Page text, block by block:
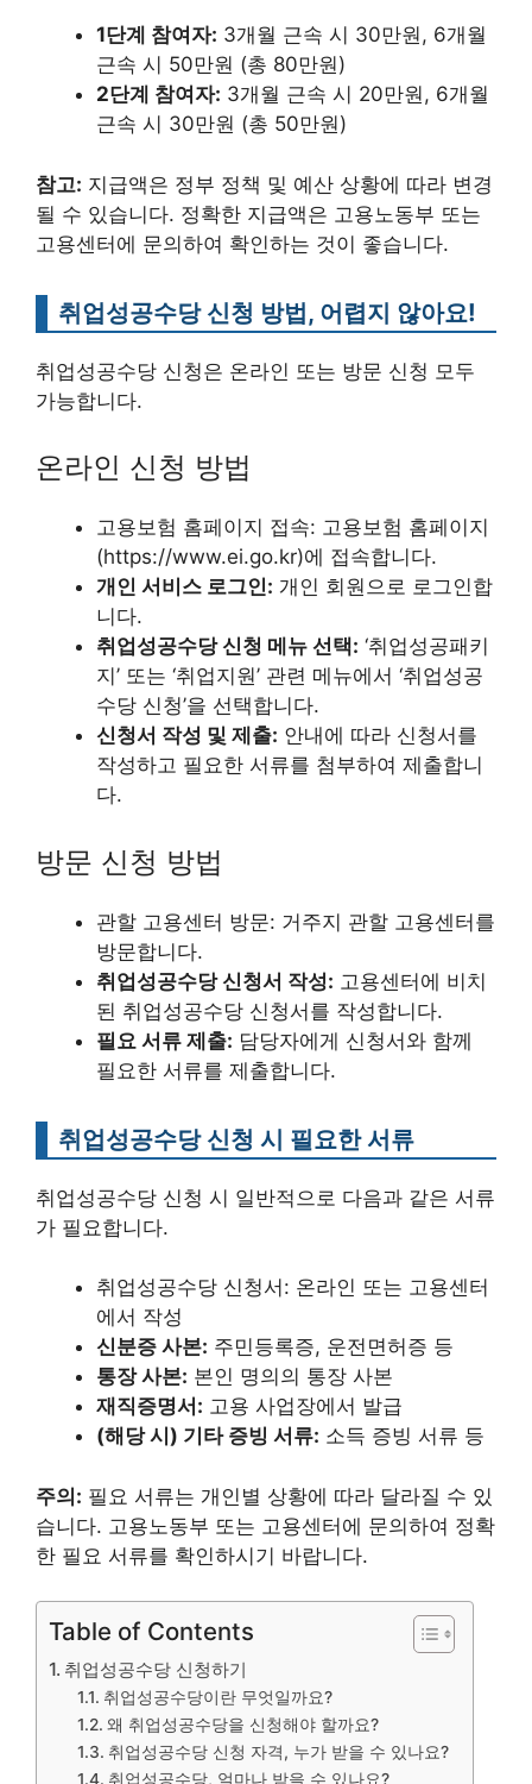
1단계 참여자: 3개월 근속 시 30만원, 6개월
근속 시 50만원 (총 80만원)
2단계 참여자: 3개월 근속 시 20만원, 6개월
근속 시 30만원 (총 50만원)
참고: 지급액은 정부 정책 및 예산 상황에 따라 변경
될 수 있습니다. 정확한 지급액은 고용노동부 또는
고용센터에 문의하여 확인하는 것이 좋습니다.
취업성공수당 신청 방법, 어렵지 않아요!
취업성공수당 신청은 온라인 또는 방문 신청 모두
가능합니다.
온라인 신청 방법
고용보험 홈페이지 접속: 고용보험 홈페이지
(https://www.ei.go.kr)에 접속합니다.
개인 서비스 로그인: 개인 회원으로 로그인합
니다.
취업성공수당 신청 메뉴 선택: ‘취업성공패키
지’ 또는 ‘취업지원’ 관련 메뉴에서 ‘취업성공
수당 신청’을 선택합니다.
신청서 작성 및 제출: 안내에 따라 신청서를
작성하고 필요한 서류를 첨부하여 제출합니
다.
방문 신청 방법
관할 고용센터 방문: 거주지 관할 고용센터를
방문합니다.
취업성공수당 신청서 작성: 고용센터에 비치
된 취업성공수당 신청서를 작성합니다.
필요 서류 제출: 담당자에게 신청서와 함께
필요한 서류를 제출합니다.
취업성공수당 신청 시 필요한 서류
취업성공수당 신청 시 일반적으로 다음과 같은 서류
가 필요합니다.
취업성공수당 신청서: 온라인 또는 고용센터
에서 작성
신분증 사본: 주민등록증, 운전면허증 등
통장 사본: 본인 명의의 통장 사본
재직증명서: 고용 사업장에서 발급
(해당 시) 기타 증빙 서류: 소득 증빙 서류 등
주의: 필요 서류는 개인별 상황에 따라 달라질 수 있
습니다. 고용노동부 또는 고용센터에 문의하여 정확
한 필요 서류를 확인하시기 바랍니다.
Table of Contents
취업성공수당 신청하기
취업성공수당이란 무엇일까요?
왜 취업성공수당을 신청해야 할까요?
취업성공수당 신청 자격, 누가 받을 수 있나요?
취업성공수당, 얼마나 받을 수 있나요?